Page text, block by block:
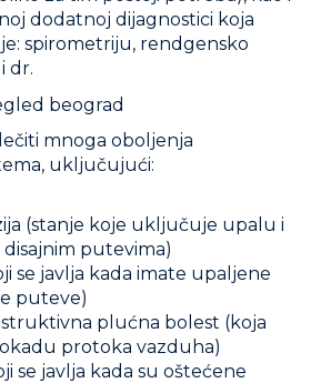
dodatnoj dijagnostici koja
spirometriju, rendgensko
dr.
mnoga oboljenja
uključujući:
(stanje koje uključuje upalu i
disajnim putevima)
se javlja kada imate upaljene
puteve)
plućna bolest (koja
protoka vazduha)
se javlja kada su oštećene